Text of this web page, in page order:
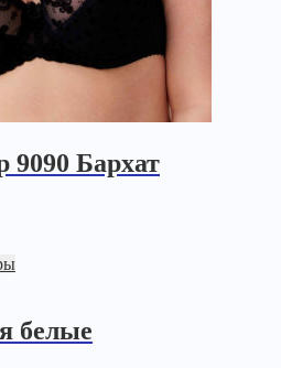
9090 Бархат
белые